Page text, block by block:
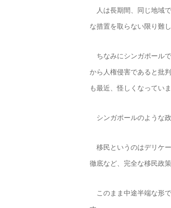
人は長期間、同じ地域
な措置を取らない限り難
ちなみにシンガポール
から人権侵害であると批
も最近、怪しくなっていま
シンガポールのような
移民というのはデリケ
徹底など、完全な移民政
このまま中途半端な形